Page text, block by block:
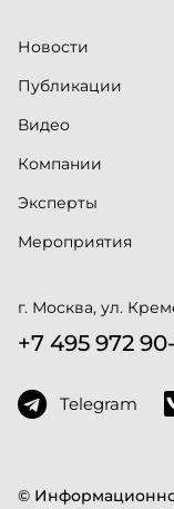
©
Новости
Публикации
Видео
Компании
Эксперты
Мероприятия
г. Москва, ул.
+7 495 972
Telegram